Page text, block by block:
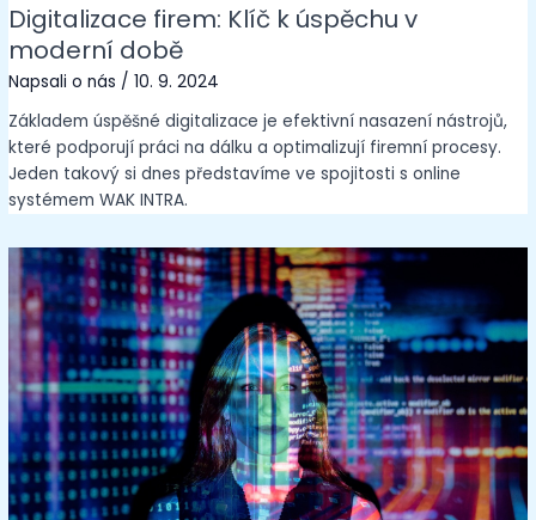
Digitalizace firem: Klíč k úspěchu v
moderní době
Napsali o nás /10. 9. 2024
Základem úspěšné digitalizace je efektivní nasazení nástrojů,
které podporují práci na dálku a optimalizují firemní procesy.
Jeden takový si dnes představíme ve spojitosti s online
systémem WAK INTRA.